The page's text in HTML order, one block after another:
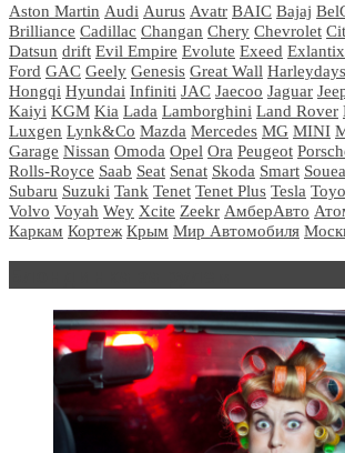
Aston Martin Audi Aurus Avatr BAIC Bajaj
Brilliance Cadillac Changan Chery Chevrolet
Datsun drift Evil Empire Evolute Exeed Exlantix
Ford GAC Geely Genesis Great Wall Harleydays
Hongqi Hyundai Infiniti JAC Jaecoo Jaguar
Kaiyi KGM Kia Lada Lamborghini Land Rover
Luxgen Lynk&Co Mazda Mercedes MG MINI
Garage Nissan Omoda Opel Ora Peugeot
Rolls-Royce Saab Seat Senat Skoda Smart
Subaru Suzuki Tank Tenet Tenet Plus Tesla
Volvo Voyah Wey Xcite Zeekr АмберАвто
Каркам Кортеж Крым Мир Автомобиля